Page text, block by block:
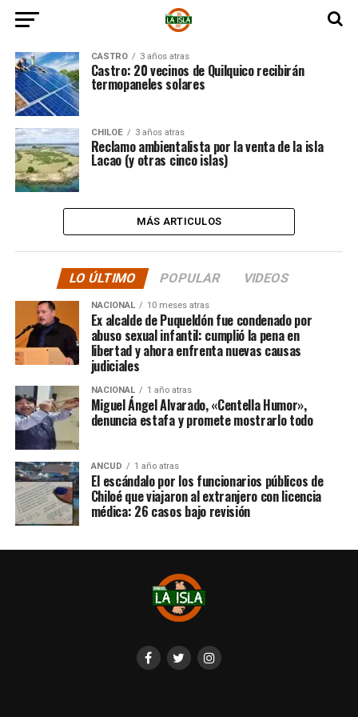
CASTRO 3 años atras
Castro: 20 vecinos de Quilquico recibirán
termopaneles solares
CHILOE 3 años atras
Reclamo ambientalista por la venta de la isla
Lacao (y otras cinco islas)
MÁS ARTICULOS
LO ÚLTIMO POPULAR VIDEOS
NACIONAL 10 meses atras
Ex alcalde de Puqueldón fue condenado por
abuso sexual infantil: cumplió la pena en
libertad y ahora enfrenta nuevas causas
judiciales
NACIONAL 1 año atras
Miguel Ángel Alvarado, «Centella Humor»,
denuncia estafa y promete mostrarlo todo
ANCUD 1 año atras
El escándalo por los funcionarios públicos de
Chiloé que viajaron al extranjero con licencia
médica: 26 casos bajo revisión